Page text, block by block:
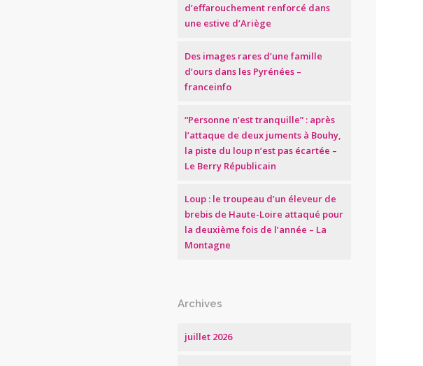
d’effarouchement renforcé dans
une estive d’Ariège
Des images rares d’une famille
d’ours dans les Pyrénées –
franceinfo
“Personne n’est tranquille” : après
l’attaque de deux juments à Bouhy,
la piste du loup n’est pas écartée –
Le Berry Républicain
Loup : le troupeau d’un éleveur de
brebis de Haute-Loire attaqué pour
la deuxième fois de l’année – La
Montagne
Archives
juillet 2026